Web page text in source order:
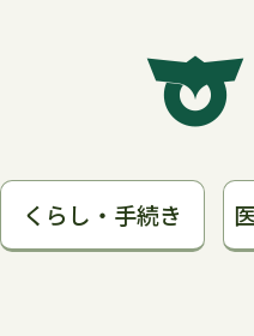
くらし・手続き